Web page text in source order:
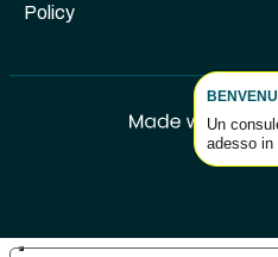
Policy
Un
adesso in